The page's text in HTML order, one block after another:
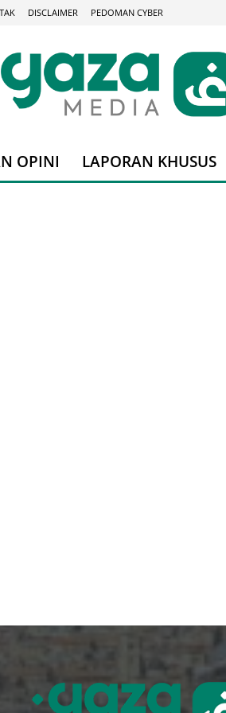
DISCLAIMER PEDOMAN CYBER
OPINI LAPORAN KHUSUS